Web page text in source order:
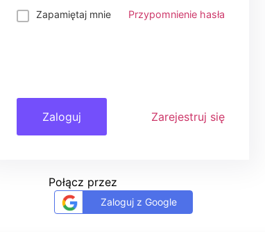
Zapamiętaj mnie Przypomnienie hasła
Zarejestruj się
Połącz przez
Zaloguj z Google